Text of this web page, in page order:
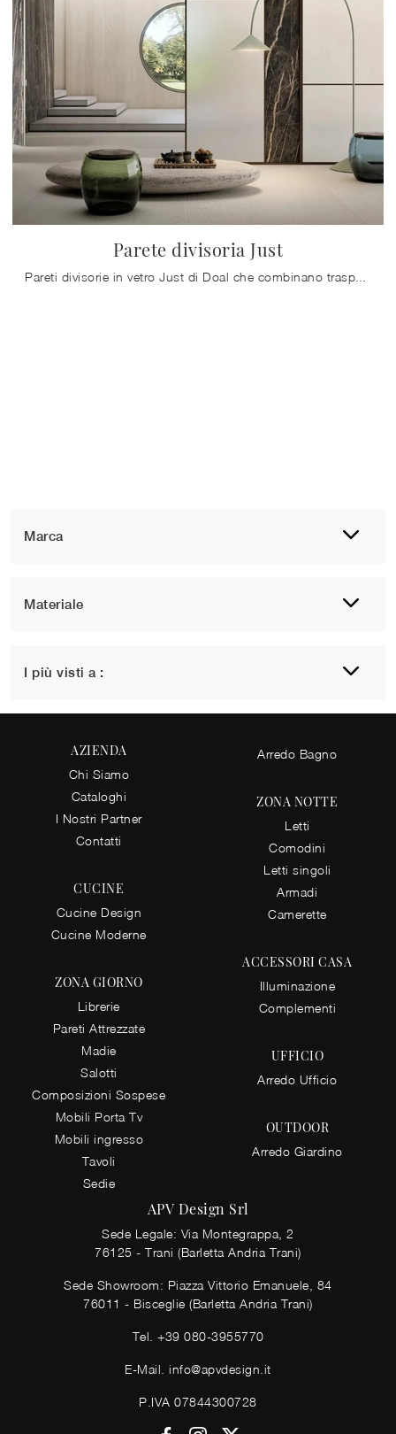
Marca
Materiale
I più visti a :
Parete divisoria Just
AZIENDA
Chi Siamo
Cataloghi
I Nostri Partner
Contatti
CUCINE
Cucine Design
Cucine Moderne
ZONA GIORNO
Librerie
Pareti Attrezzate
Madie
Salotti
Composizioni Sospese
Mobili Porta Tv
Mobili ingresso
Tavoli
Sedie
Arredo Bagno
ZONA NOTTE
Letti
Comodini
Letti singoli
Armadi
Camerette
ACCESSORI CASA
Illuminazione
Complementi
UFFICIO
Arredo Ufficio
OUTDOOR
Arredo Giardino
APV Design Srl
Sede Legale: Via Montegrappa, 2
76125 - Trani (Barletta Andria Trani)
Sede Showroom: Piazza Vittorio Emanuele, 84
76011 - Bisceglie (Barletta Andria Trani)
Tel. +39 080-3955770
E-Mail.info@apvdesign.it
P.IVA 07844300728